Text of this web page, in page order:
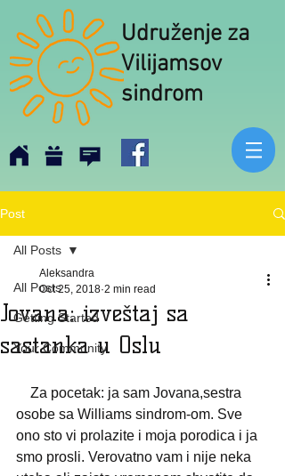
Udruženje za
Vilijamsov
sindrom
Post
All Posts
Getting Started
Your Community
All Posts
Jovana: izveštaj sa
sastanka u Oslu
Aleksandra
Oct 25, 2018 2 min read
osobe sa Williams sindrom-om. Sve
ono sto vi prolazite i moja porodica i ja
smo prosli. Verovatno vam i nije neka